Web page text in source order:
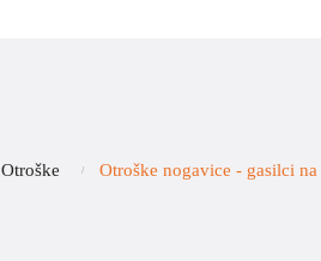
Otroške Otroške nogavice - gasilci